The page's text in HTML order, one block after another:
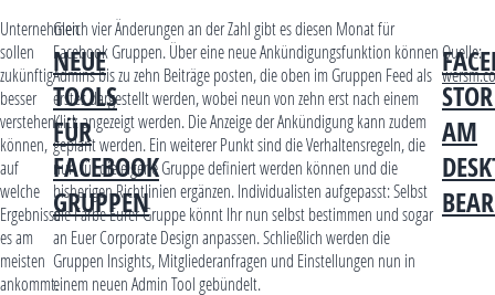
Unternehmen
sollen
zukünftig
besser
verstehen
können,
auf
welche
Ergebnisse
es am
meisten
ankommt.
NEUE
TOOLS
FÜR
FACEBOOK
GRUPPEN
Gleich vier Änderungen an der Zahl gibt es diesen Monat für
Facebook Gruppen. Über eine neue Ankündigungsfunktion können
Admins bis zu zehn Beiträge posten, die oben im Gruppen Feed als
erstes dargestellt werden, wobei neun von zehn erst nach einem
Klick angezeigt werden. Die Anzeige der Ankündigung kann zudem
geplant werden. Ein weiterer Punkt sind die Verhaltensregeln, die
nun für die eigene Gruppe definiert werden können und die
bisherigen Richtlinien ergänzen. Individualisten aufgepasst: Selbst
die Farbe Eurer Gruppe könnt Ihr nun selbst bestimmen und sogar
an Euer Corporate Design anpassen. Schließlich werden die
Gruppen Insights, Mitgliederanfragen und Einstellungen nun in
einem neuen Admin Tool gebündelt.
Quelle:
AM